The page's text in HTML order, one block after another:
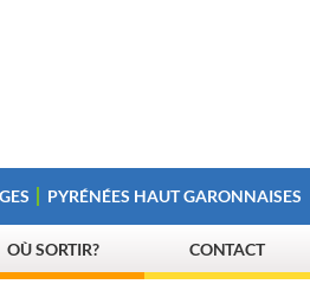
PYRÉNÉES HAUT GARONNAISES
OÙ SORTIR? CONTACT